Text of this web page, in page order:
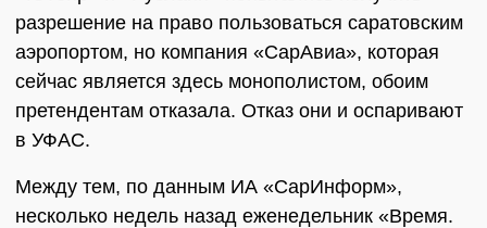
разрешение на право пользоваться саратовским
аэропортом, но компания «СарАвиа», которая
сейчас является здесь монополистом, обоим
претендентам отказала. Отказ они и оспаривают
в УФАС.
Между тем, по данным ИА «СарИнформ»,
несколько недель назад еженедельник «Время.